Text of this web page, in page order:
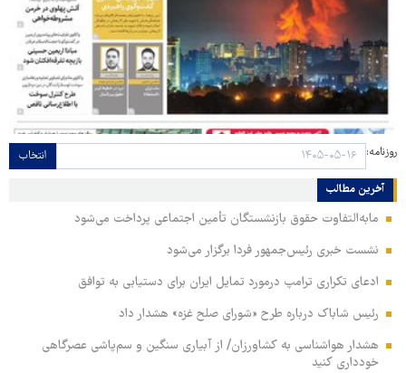
روزنامه: انتخاب
آخرین مطالب
مابه‌التفاوت حقوق بازنشستگان تأمین اجتماعی پرداخت می‌شود
نشست خبری رئیس‌جمهور فردا برگزار می‌شود
ادعای تکراری ترامپ درمورد تمایل ایران برای دستیابی به توافق
رئیس شاباک درباره طرح «شورای صلح غزه» هشدار داد
هشدار هواشناسی به کشاورزان/ از آبیاری سنگین و سم‌پاشی عصرگاهی
خودداری کنید